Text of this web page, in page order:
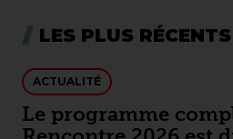
LES PLUS RÉCENTS
ACTUALITÉ
Le programme